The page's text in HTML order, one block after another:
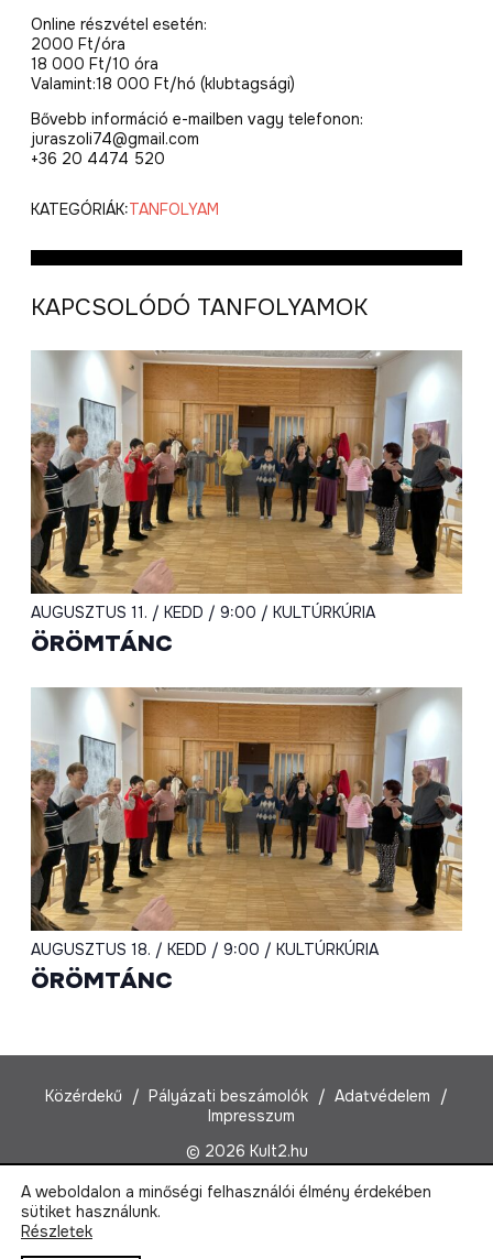
Online részvétel esetén:
2000 Ft/óra
18 000 Ft/10 óra
Valamint:18 000 Ft/hó (klubtagsági)
Bővebb információ e-mailben vagy telefonon:
juraszoli74@gmail.com
+36 20 4474 520
KATEGÓRIÁK:TANFOLYAM
KAPCSOLÓDÓ TANFOLYAMOK
AUGUSZTUS 11. / KEDD / 9:00 / KULTÚRKÚRIA
ÖRÖMTÁNC
AUGUSZTUS 18. / KEDD / 9:00 / KULTÚRKÚRIA
ÖRÖMTÁNC
Közérdekű Pályázati beszámolók
Adatvédelem
Impresszum
© 2026 Kult2.hu
Kult2 Nonprofit Kft.
1022 Budapest, Marczibányi tér 5/A
A weboldalon a minőségi felhasználói élmény érdekében
sütiket használunk.
Részletek